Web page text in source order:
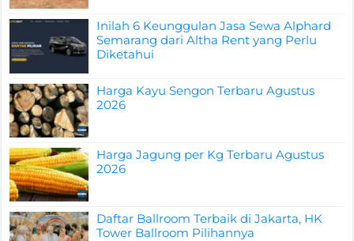
Inilah 6 Keunggulan Jasa Sewa Alphard
Semarang dari Altha Rent yang Perlu
Diketahui
Harga Kayu Sengon Terbaru Agustus
2026
Harga Jagung per Kg Terbaru Agustus
2026
Daftar Ballroom Terbaik di Jakarta, HK
Tower Ballroom Pilihannya